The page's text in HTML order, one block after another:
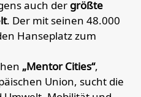
auch der größte
. Der mit seinen 48.000
Hanseplatz zum
„Mentor Cities“,
Union, sucht die